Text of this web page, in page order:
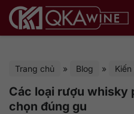
qua
Trang chủ » Blog »
Các loại rượu whisky
chọn đúng gu